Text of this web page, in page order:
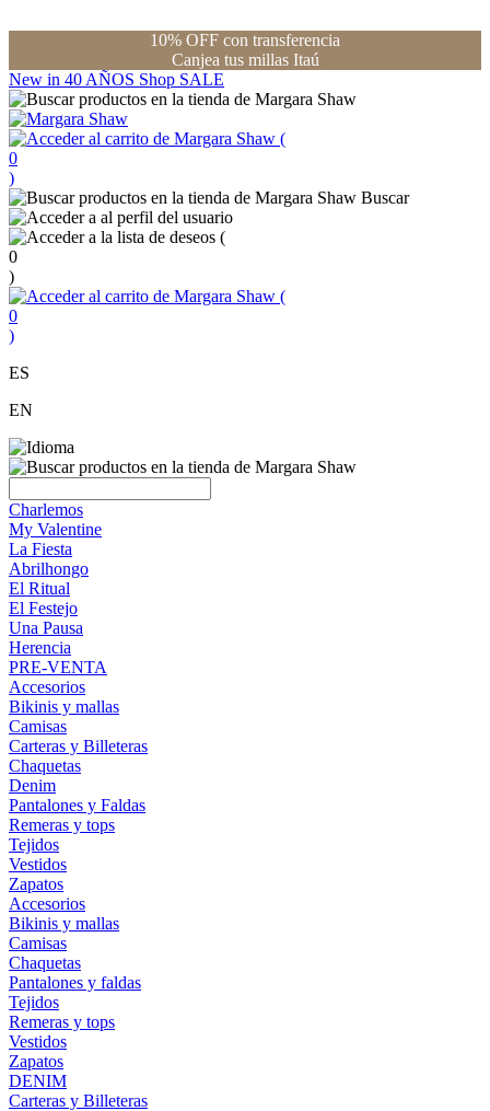
10% OFF con transferencia
Canjea tus millas Itaú
New in 40 AÑOS Shop SALE
(
0
)
Buscar
(
0
)
(
0
)
ES
EN
Charlemos
My Valentine
La Fiesta
Abrilhongo
El Ritual
El Festejo
Una Pausa
Herencia
PRE-VENTA
Accesorios
Bikinis y mallas
Camisas
Carteras y Billeteras
Chaquetas
Denim
Pantalones y Faldas
Remeras y tops
Tejidos
Vestidos
Zapatos
Accesorios
Bikinis y mallas
Camisas
Chaquetas
Pantalones y faldas
Tejidos
Remeras y tops
Vestidos
Zapatos
DENIM
Carteras y Billeteras